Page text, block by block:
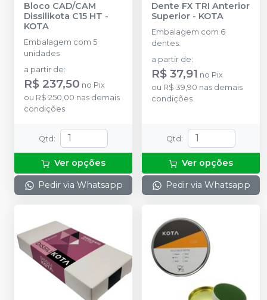
Bloco CAD/CAM
Dissilikota C15 HT -
KOTA
Embalagem com 5
unidades
a partir de:
R$ 237,50 no Pix
ou R$ 250,00 nas demais
condições
Qtd :
Ver opções
Pedir via Whatsapp
Dente FX TRI Anterior
Superior - KOTA
Embalagem com 6
dentes.
a partir de:
R$ 37,91 no Pix
ou R$ 39,90 nas demais
condições
Qtd :
Ver opções
Pedir via Whatsapp